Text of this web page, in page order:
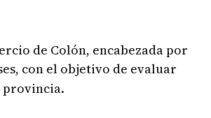
de Colón, encabezada por
con el objetivo de evaluar
provincia.